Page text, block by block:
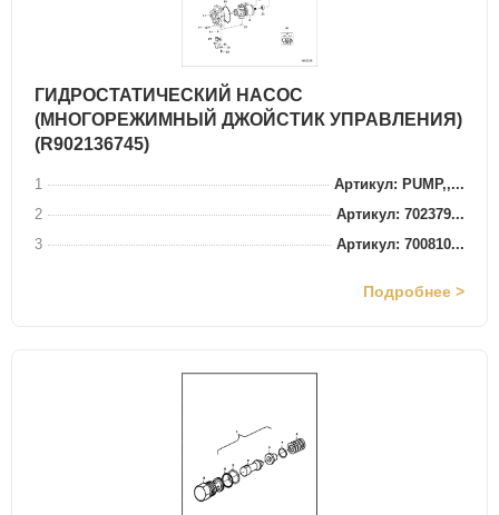
ГИДРОСТАТИЧЕСКИЙ НАСОС
(МНОГОРЕЖИМНЫЙ ДЖОЙСТИК УПРАВЛЕНИЯ)
(R902136745)
1
Артикул: PUMP,,...
2
Артикул: 702379...
3
Артикул: 700810...
Подробнее >